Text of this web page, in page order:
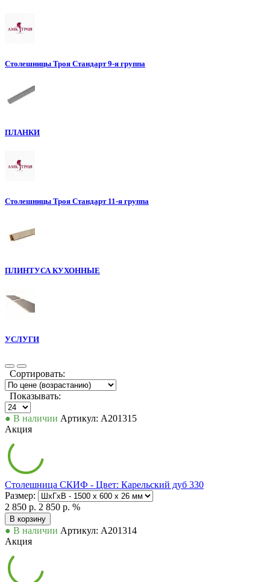
Столешницы Троя Стандарт 9-я группа
ПЛАНКИ
Столешницы Троя Стандарт 11-я группа
ПЛИНТУСА КУХОННЫЕ
УСЛУГИ
Сортировать:
Показывать:
● В наличии Артикул: А201315
Акция
Столешница СКИФ - Цвет: Карельский дуб 330
Размер:
2 850 р. 2 850 р. %
В корзину
● В наличии Артикул: А201314
Акция